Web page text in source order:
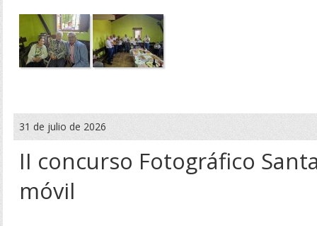
31 de julio de 2026
II concurso Fotográfico
móvil